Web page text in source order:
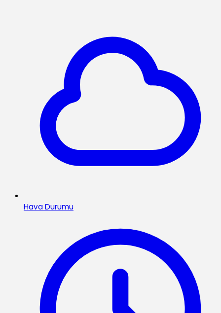
Hava Durumu